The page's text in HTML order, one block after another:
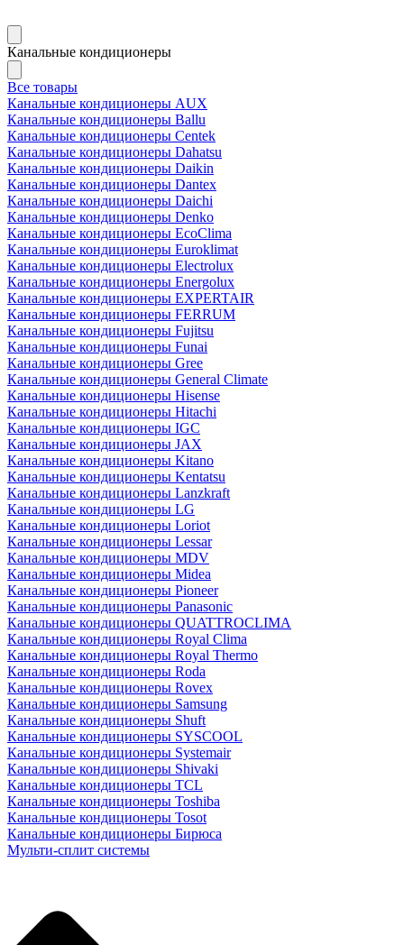
Канальные кондиционеры
Все товары
Канальные кондиционеры AUX
Канальные кондиционеры Ballu
Канальные кондиционеры Centek
Канальные кондиционеры Dahatsu
Канальные кондиционеры Daikin
Канальные кондиционеры Dantex
Канальные кондиционеры Daichi
Канальные кондиционеры Denko
Канальные кондиционеры EcoClima
Канальные кондиционеры Euroklimat
Канальные кондиционеры Electrolux
Канальные кондиционеры Energolux
Канальные кондиционеры EXPERTAIR
Канальные кондиционеры FERRUM
Канальные кондиционеры Fujitsu
Канальные кондиционеры Funai
Канальные кондиционеры Gree
Канальные кондиционеры General Climate
Канальные кондиционеры Hisense
Канальные кондиционеры Hitachi
Канальные кондиционеры IGC
Канальные кондиционеры JAX
Канальные кондиционеры Kitano
Канальные кондиционеры Kentatsu
Канальные кондиционеры Lanzkraft
Канальные кондиционеры LG
Канальные кондиционеры Loriot
Канальные кондиционеры Lessar
Канальные кондиционеры MDV
Канальные кондиционеры Midea
Канальные кондиционеры Pioneer
Канальные кондиционеры Panasonic
Канальные кондиционеры QUATTROCLIMA
Канальные кондиционеры Royal Clima
Канальные кондиционеры Royal Thermo
Канальные кондиционеры Roda
Канальные кондиционеры Rovex
Канальные кондиционеры Samsung
Канальные кондиционеры Shuft
Канальные кондиционеры SYSCOOL
Канальные кондиционеры Systemair
Канальные кондиционеры Shivaki
Канальные кондиционеры TCL
Канальные кондиционеры Toshiba
Канальные кондиционеры Tosot
Канальные кондиционеры Бирюса
Мульти-сплит системы